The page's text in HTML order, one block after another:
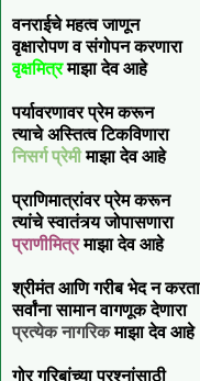
वनराईचे महत्व जाणून
वृक्षारोपण व संगोपन करणारा
वृक्षमित्रमाझा देव आहे
पर्यावरणावर प्रेम करून
त्याचे अस्तित्व टिकविणारा
निसर्ग प्रेमीमाझा देव आहे
प्राणिमात्रांवर प्रेम करून
त्यांचे स्वातंत्र्य जोपासणारा
प्राणीमित्रमाझा देव आहे
श्रीमंत आणि गरीब भेद न करता
सर्वांना सामान वागणूक देणारा
प्रत्येक नागरिकमाझा देव आहे
गोर गरिबांच्या प्रश्नांसाठी